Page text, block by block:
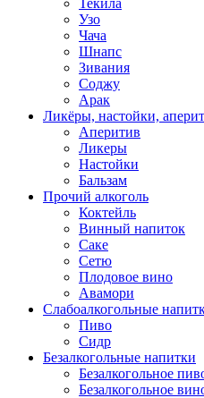
Текила
Узо
Чача
Шнапс
Зивания
Соджу
Арак
Ликёры, настойки,
Аперитив
Ликеры
Настойки
Бальзам
Прочий алкоголь
Коктейль
Винный напиток
Саке
Сетю
Плодовое вино
Авамори
Слабоалкогольные
Пиво
Сидр
Безалкогольные напитки
Безалкогольное
Безалкогольное